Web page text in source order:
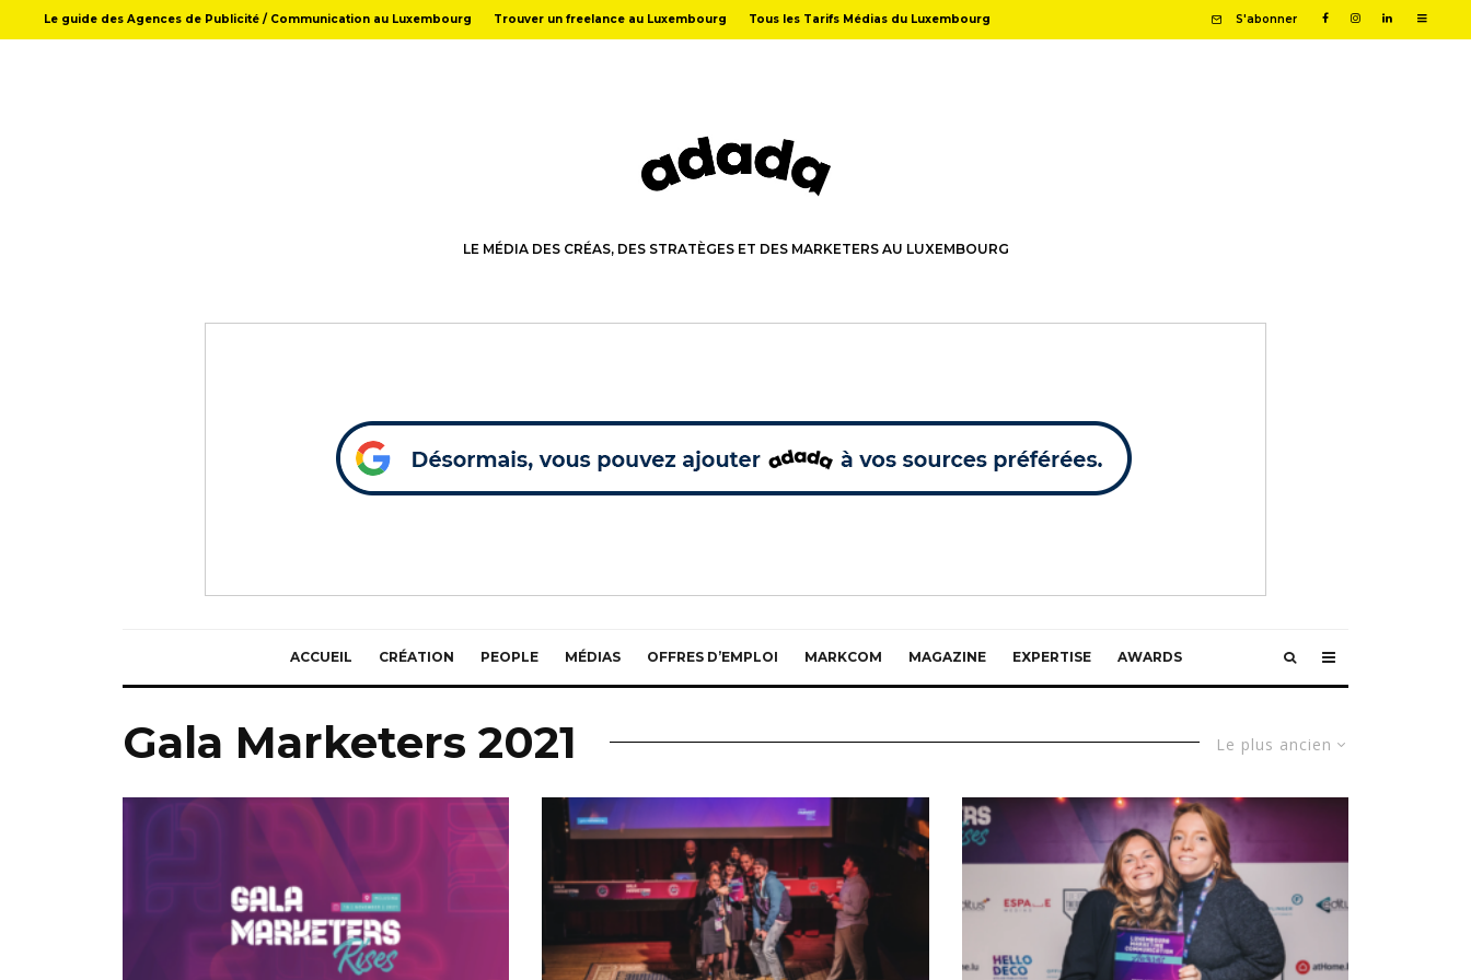
Le guide des Agences de Publicité / Communication au Luxembourg Trouver un freelance au Luxembourg Tous les Tarifs Médias du Luxembourg S'abonner
LE MÉDIA DES CRÉAS, DES STRATÈGES ET DES MARKETERS AU LUXEMBOURG
ACCUEIL CRÉATION PEOPLE MÉDIAS OFFRES D’EMPLOI MARKCOM MAGAZINE EXPERTISE AWARDS
Le plus ancien
Gala Marketers 2021